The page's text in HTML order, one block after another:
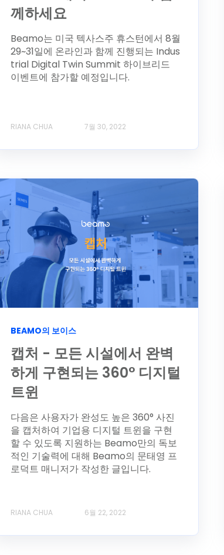
께하세요
Beamo는 미국 텍사스주 휴스턴에서 8월
29~31일에 온라인과 함께 진행되는 Indus
trial Digital Twin Summit 하이브리드
이벤트에 참가할 예정입니다.
RIANA CHUA 7월 30, 2022
BEAMO의 보이스
캡처 - 모든 시설에서 완벽
하게 구현되는 360° 디지털
트윈
다음은 사용자가 완성도 높은 360° 사진
을 캡처하여 기업용 디지털 트윈을 구현
할 수 있도록 지원하는 Beamo만의 독보
적인 기술력에 대해 Beamo의 문태영 프
로덕트 매니저가 작성한 글입니다.
RIANA CHUA 6월 22, 2022